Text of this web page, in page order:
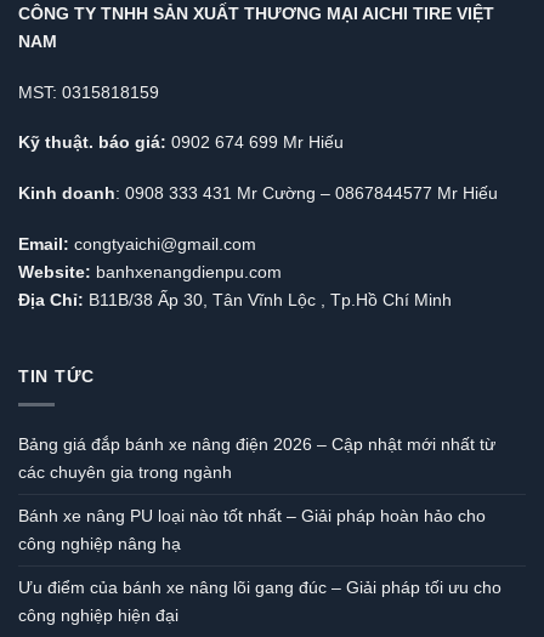
CÔNG TY TNHH SẢN XUẤT THƯƠNG MẠI AICHI TIRE VIỆT
NAM
MST: 0315818159
Kỹ thuật. báo giá: 0902 674 699 Mr Hiếu
Kinh doanh: 0908 333 431 Mr Cường – 0867844577 Mr Hiếu
Email: congtyaichi@gmail.com
Website: banhxenangdienpu.com
Địa Chỉ: B11B/38 Ấp 30, Tân Vĩnh Lộc , Tp.Hồ Chí Minh
TIN TỨC
Bảng giá đắp bánh xe nâng điện 2026 – Cập nhật mới nhất từ
các chuyên gia trong ngành
Bánh xe nâng PU loại nào tốt nhất – Giải pháp hoàn hảo cho
công nghiệp nâng hạ
Ưu điểm của bánh xe nâng lõi gang đúc – Giải pháp tối ưu cho
công nghiệp hiện đại